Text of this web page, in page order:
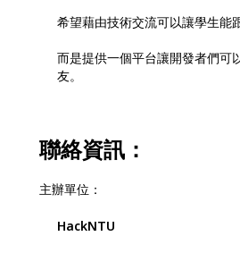
希望藉由技術交流可以讓學生能
而是提供一個平台讓開發者們可
友。
聯絡資訊：
主辦單位：
HackNTU